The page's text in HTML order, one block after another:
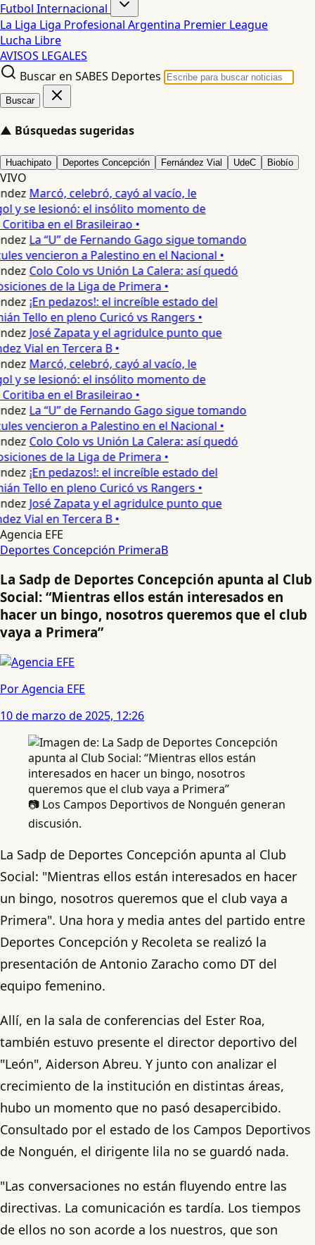
Futbol Internacional
La Liga Liga Profesional Argentina Premier League
Lucha Libre
AVISOS LEGALES
Buscar en SABES Deportes
Buscar
▲ Búsquedas sugeridas
Huachipato Deportes Concepción Fernández Vial UdeC Biobío
VIVO
Marcó, celebró, cayó al vacío, le
y se lesionó: el insólito momento de
en el Brasileirao •
La “U” de Fernando Gago sigue tomando
vencieron a Palestino en el Nacional •
Colo Colo vs Unión La Calera: así quedó
de la Liga de Primera •
¡En pedazos!: el increíble estado del
Tello en pleno Curicó vs Rangers •
José Zapata y el agridulce punto que
Vial en Tercera B •
Marcó, celebró, cayó al vacío, le
y se lesionó: el insólito momento de
en el Brasileirao •
La “U” de Fernando Gago sigue tomando
vencieron a Palestino en el Nacional •
Colo Colo vs Unión La Calera: así quedó
de la Liga de Primera •
¡En pedazos!: el increíble estado del
Tello en pleno Curicó vs Rangers •
José Zapata y el agridulce punto que
Vial en Tercera B •
Agencia EFE
Deportes Concepción PrimeraB
La Sadp de Deportes Concepción apunta al Club
Social: “Mientras ellos están interesados en
hacer un bingo, nosotros queremos que el club
vaya a Primera”
Por Agencia EFE
10 de marzo de 2025, 12:26
📷 Los Campos Deportivos de Nonguén generan
discusión.
La Sadp de Deportes Concepción apunta al Club
Social: "Mientras ellos están interesados en hacer
un bingo, nosotros queremos que el club vaya a
Primera". Una hora y media antes del partido entre
Deportes Concepción y Recoleta se realizó la
presentación de Antonio Zaracho como DT del
equipo femenino.
Allí, en la sala de conferencias del Ester Roa,
también estuvo presente el director deportivo del
"León", Aiderson Abreu. Y junto con analizar el
crecimiento de la institución en distintas áreas,
hubo un momento que no pasó desapercibido.
Consultado por el estado de los Campos Deportivos
de Nonguén, el dirigente lila no se guardó nada.
"Las conversaciones no están fluyendo entre las
directivas. La comunicación es tardía. Los tiempos
de ellos no son acorde a los nuestros, que son